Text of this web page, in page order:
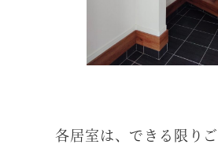
各居室は、できる限り